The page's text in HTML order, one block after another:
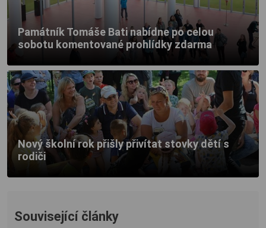
Památník Tomáše Bati nabídne po celou
sobotu komentované prohlídky zdarma
Nový školní rok přišly přivítat stovky dětí s
rodiči
Související články